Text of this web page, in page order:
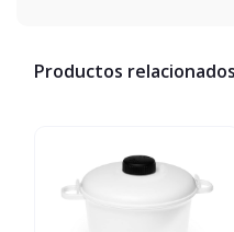
Productos relacionados